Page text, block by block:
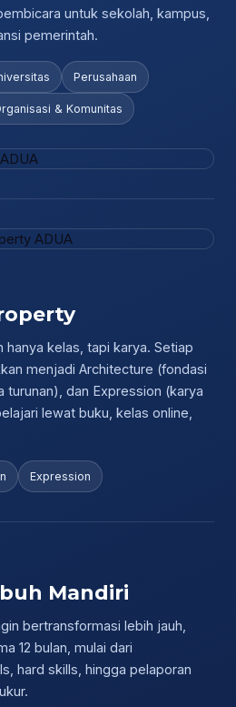
untuk sekolah, kampus,
pemerintah.
Perusahaan
& Komunitas
hanya kelas, tapi karya. Setiap
menjadi Architecture (fondasi
turunan), dan Expression (karya
lewat buku, kelas online,
Expression
Mandiri
bertransformasi lebih jauh,
12 bulan, mulai dari
hard skills, hingga pelaporan